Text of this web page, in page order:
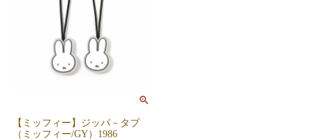
【ミッフィー】ジッパ－タブ
（ミッフィー/GY）1986